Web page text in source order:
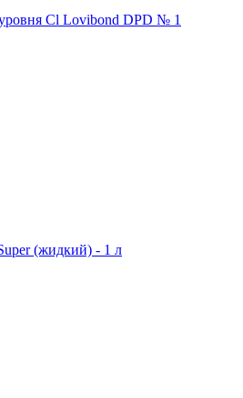
Cl Lovibond DPD № 1
(жидкий) - 1 л